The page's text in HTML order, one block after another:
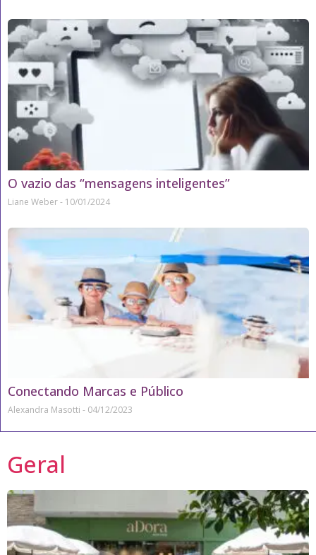
O vazio das “mensagens inteligentes”
Liane Weber 10/01/2024
Conectando Marcas e Público
Alexandra Masotti 04/12/2023
Geral